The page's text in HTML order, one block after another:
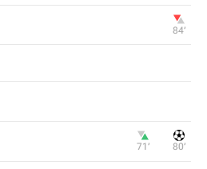
84‎’‎
71‎’‎ 80‎’‎